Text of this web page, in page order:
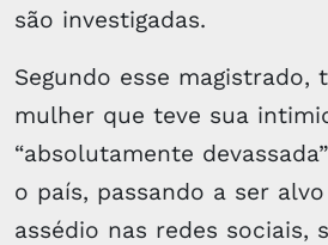
são investigadas.
Segundo esse magistrado,
mulher que teve sua
“absolutamente
o país, passando a ser
assédio nas redes sociais,